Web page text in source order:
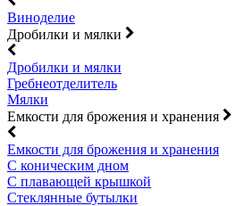
Виноделие
Дробилки и мялки
Дробилки и мялки
Гребнеотделитель
Мялки
Емкости для брожения и хранения
Емкости для брожения и хранения
С коническим дном
С плавающей крышкой
Стеклянные бутылки